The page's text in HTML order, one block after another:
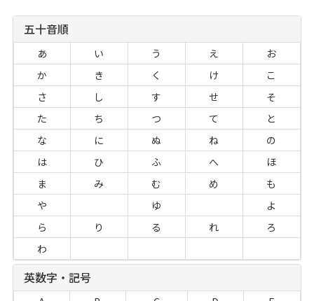
五十音順
あ い う え
お
か
き く け
こ
さ
し す せ
そ
た
ち つ て
と
な
に ぬ ね
の
は
ひ ふ へ
ほ
ま
み む め
も
や
ゆ
よ
ら
り る れ
ろ
わ
英数字・記号